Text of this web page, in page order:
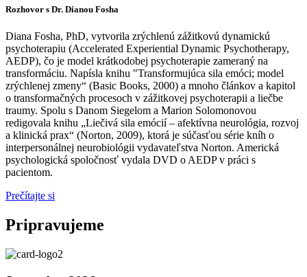
Rozhovor s Dr. Dianou Fosha
Diana Fosha, PhD, vytvorila zrýchlenú zážitkovú dynamickú
psychoterapiu (Accelerated Experiential Dynamic Psychotherapy,
AEDP), čo je model krátkodobej psychoterapie zameraný na
transformáciu. Napísla knihu "Transformujúca sila emóci; model
zrýchlenej zmeny“ (Basic Books, 2000) a mnoho článkov a kapitol
o transformačných procesoch v zážitkovej psychoterapii a liečbe
traumy. Spolu s Danom Siegelom a Marion Solomonovou
redigovala knihu „Liečivá sila emócií – afektívna neurológia, rozvoj
a klinická prax“ (Norton, 2009), ktorá je súčasťou série kníh o
interpersonálnej neurobiológii vydavateľstva Norton. Americká
psychologická spoločnosť vydala DVD o AEDP v práci s
pacientom.
Prečítajte si
Pripravujeme